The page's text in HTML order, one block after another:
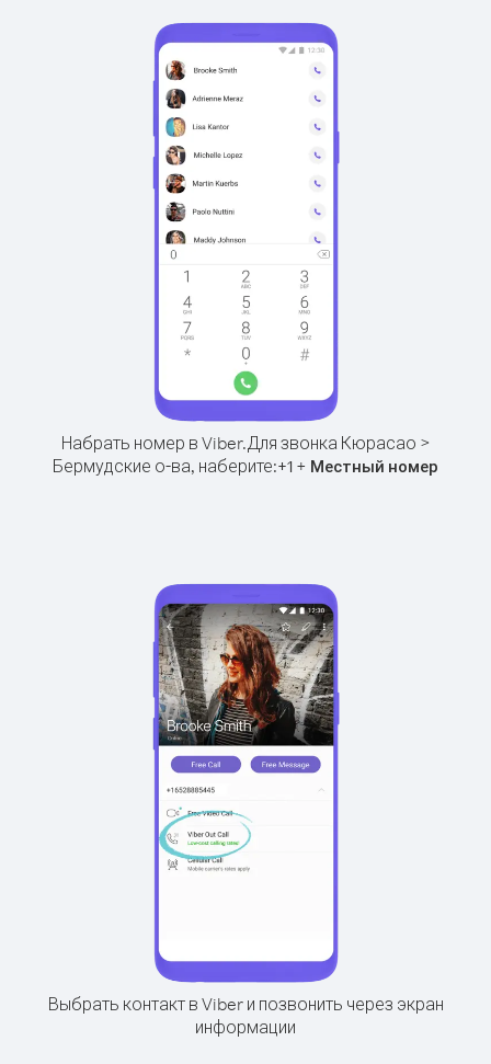
Набрать номер в Viber.Для звонка Кюрасао >
Бермудские о-ва, наберите:+1 + Местный номер
Выбрать контакт в Viber и позвонить через экран
информации